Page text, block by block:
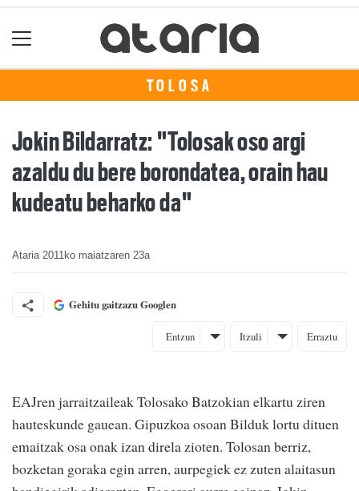
TOLOSA
Jokin Bildarratz: "Tolosak oso argi
azaldu du bere borondatea, orain hau
kudeatu beharko da"
Ataria 2011ko maiatzaren 23a
Gehitu gaitzazu Googlen
Entzun Itzuli Erraztu
EAJren jarraitzaileak Tolosako Batzokian elkartu ziren
hauteskunde gauean. Gipuzkoa osoan Bilduk lortu dituen
emaitzak osa onak izan direla zioten. Tolosan berriz,
bozketan goraka egin arren, aurpegiek ez zuten alaitasun